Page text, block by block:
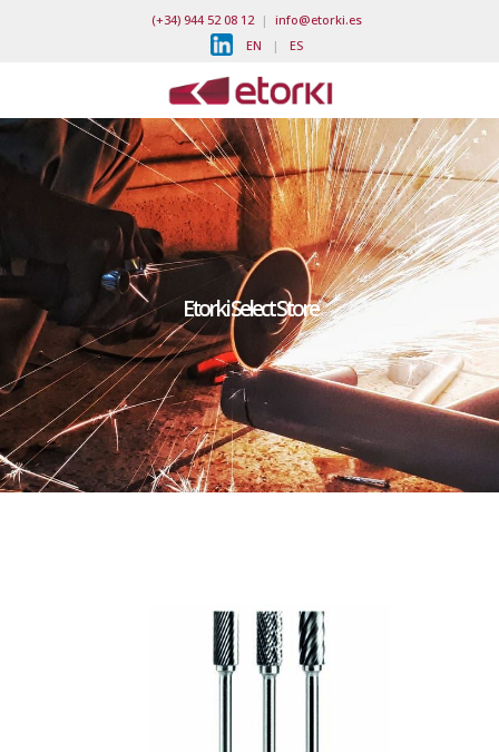
(+34) 944 52 08 12| info@etorki.es
EN | ES
Etorki Select Store